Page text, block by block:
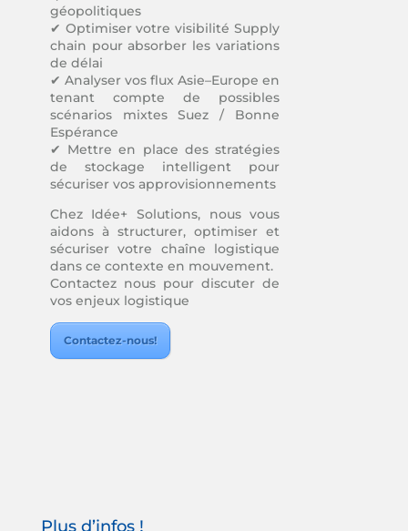
géopolitiques
✔ Optimiser votre visibilité Supply
chain pour absorber les variations
de délai
✔ Analyser vos flux Asie–Europe en
tenant compte de possibles
scénarios mixtes Suez / Bonne
Espérance
✔ Mettre en place des stratégies
de stockage intelligent pour
sécuriser vos approvisionnements
Chez Idée+ Solutions, nous vous
aidons à structurer, optimiser et
sécuriser votre chaîne logistique
dans ce contexte en mouvement.
Contactez nous pour discuter de
vos enjeux logistique
Contactez-nous!
Plus d’infos !